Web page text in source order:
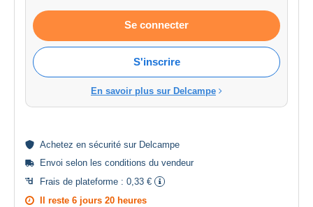
Se connecter
S'inscrire
En savoir plus sur Delcampe
Achetez en sécurité sur Delcampe
Envoi selon les conditions du vendeur
Frais de plateforme : 0,33 €
Il reste 6 jours 20 heures